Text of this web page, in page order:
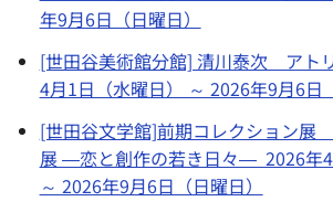
年9月6日（日曜日）
[世田谷美術館分館] 清川泰次 アト
4月1日（水曜日） ～ 2026年9月6日
[世田谷文学館]前期コレクション展
展 ―恋と創作の若き日々― 2026年4
～ 2026年9月6日（日曜日）